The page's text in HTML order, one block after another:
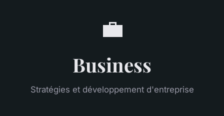
💼
Business
Stratégies et développement d'entreprise